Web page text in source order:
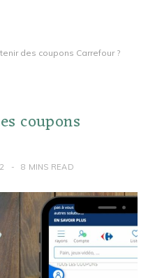
des coupons Carrefour ?
coupons
8 MINS READ